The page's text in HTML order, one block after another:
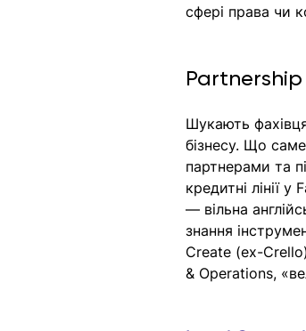
сфері права чи
Шукають
бізнесу. Що
партнерами та
кредитні лінії
— вільна
знання
Create (ex-
& Operations,